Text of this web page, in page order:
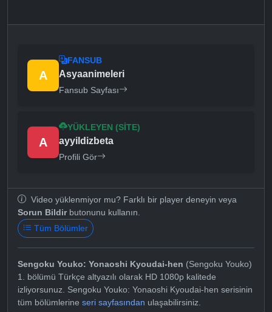
A
FANSUB
Asyaanimeleri
Fansub Sayfası
A
YÜKLEYEN (SITE)
ayyildizbeta
Profili Gör
Video yüklenmiyor mu? Farklı bir player deneyin veya
Sorun Bildirbutonunu kullanın.
Tüm Bölümler
Sengoku Youko: Yonaoshi Kyoudai-hen (Sengoku Youko)
1. bölümü Türkçe altyazılı olarak HD 1080p kalitede
izliyorsunuz. Sengoku Youko: Yonaoshi Kyoudai-hen serisinin
tüm bölümlerine seri sayfasından ulaşabilirsiniz.